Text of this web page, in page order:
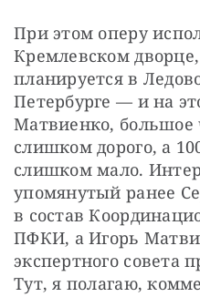
При этом оперу
Кремлевском
планируется в
Петербурге — и на
Матвиенко, большое
слишком дорого, а
слишком мало.
упомянутый ранее
в состав
ПФКИ, а Игорь
экспертного совета
Тут, я полагаю,